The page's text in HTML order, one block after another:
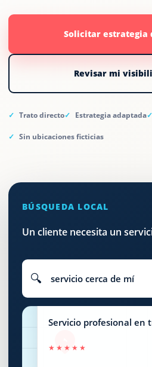
Solicitar estrategia
Revisar mi
Trato directo Estrategia adaptada
Sin ubicaciones ficticias
BÚSQUEDA LOCAL
Un cliente necesita un
🔍 servicio cerca de mí
Servicio profesional en
★★★★★